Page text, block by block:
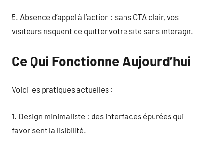
5. Absence d’appel à l’action : sans CTA clair, vos
visiteurs risquent de quitter votre site sans interagir.
Ce Qui Fonctionne Aujourd’hui
Voici les pratiques actuelles :
1. Design minimaliste : des interfaces épurées qui
favorisent la lisibilité.